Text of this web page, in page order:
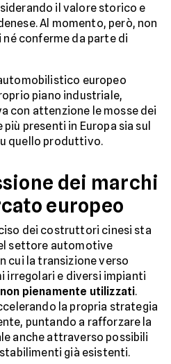
il valore storico e
Al momento, però, non
conferme da parte di
europeo
piano industriale,
con attenzione le mosse dei
presenti in Europa sia sul
quello produttivo.
dei marchi
europeo
dei costruttori cinesi sta
settore automotive
cui la transizione verso
irregolari e diversi impianti
non pienamente utilizzati.
la propria strategia
puntando a rafforzare la
anche attraverso possibili
già esistenti.